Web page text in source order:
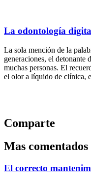
La odontología
La sola mención de la
generaciones, el detonante
muchas personas. El
el olor a líquido de clínica,
Comparte
Mas comentados
El correcto